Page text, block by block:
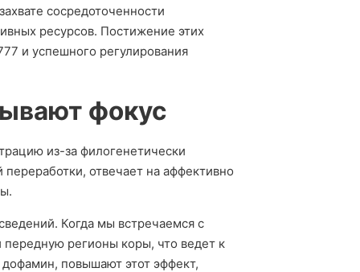
сосредоточенности
ресурсов. Постижение этих
и успешного регулирования
фокус
из-за филогенетически
отвечает на аффективно
Когда мы встречаемся с
регионы коры, что ведет к
повышают этот эффект,